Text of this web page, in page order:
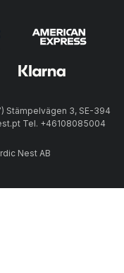
Stämpelvägen 3, SE-394
Tel. +46108085004
Nest AB